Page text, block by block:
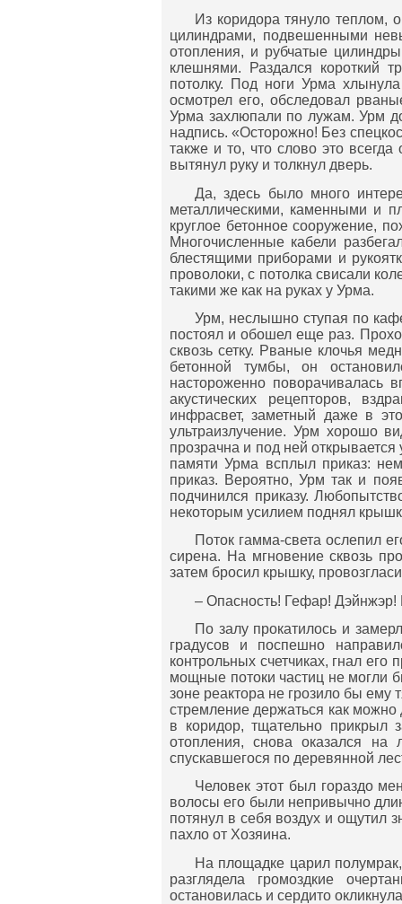
Из коридора тянуло теплом,
цилиндрами, подвешенными
отопления, и рубчатые
клешнями. Раздался короткий
потолку. Под ноги Урма
осмотрел его, обследовал
Урма захлюпали по лужам. Урм
надпись. «Осторожно! Без
также и то, что слово это
вытянул руку и толкнул дверь.
Да, здесь было много
металлическими, каменными и
круглое бетонное сооружение,
Многочисленные кабели
блестящими приборами и
проволоки, с потолка свисали
такими же как на руках у Урма.
Урм, неслышно ступая по
постоял и обошел еще раз.
сквозь сетку. Рваные клочья
бетонной тумбы, он
настороженно поворачивалась
акустических рецепторов,
инфрасвет, заметный даже в
ультраизлучение. Урм хорошо
прозрачна и под ней
памяти Урма всплыл приказ:
приказ. Вероятно, Урм так и
подчинился приказу.
некоторым усилием поднял
Поток гамма-света ослепил
сирена. На мгновение сквозь
затем бросил крышку,
– Опасность! Гефар! Дэйнжэр!
По залу прокатилось и
градусов и поспешно
контрольных счетчиках, гнал
мощные потоки частиц не могли
зоне реактора не грозило бы
стремление держаться как
в коридор, тщательно прикрыл
отопления, снова оказался на
спускавшегося по деревянной
Человек этот был гораздо
волосы его были непривычно
потянул в себя воздух и ощутил
пахло от Хозяина.
На площадке царил
разглядела громоздкие
остановилась и сердито